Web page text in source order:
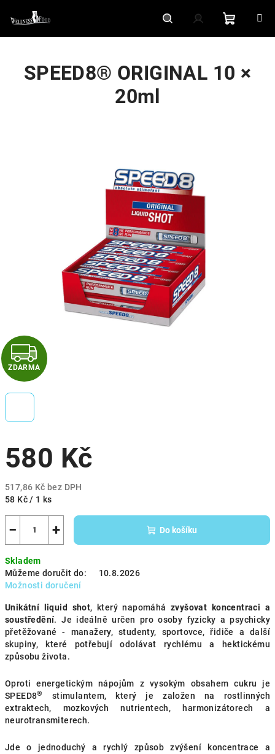
HledatPřihlášeníNákupní
košík
580 Kč
517,86 Kč bez DPH
Měrná
58 Kč / 1 ks
+
− Do košíku
Skladem
Můžeme doručit do:
10.8.2026
Možnosti doručení
Unikátní liquid shot, který napomáházvyšovat koncentraci a
soustředění. Je ideálně určen pro osoby fyzicky a psychicky
přetěžované - manažery, studenty, sportovce, řidiče a další
skupiny, které potřebují odolávat rychlému a hektickému
způsobu života.
Oproti energetickým nápojům z vysokým obsahem cukru je
SPEED8® stimulantem, který je založen na rostlinných
extraktech, mozkových nutrientech, harmonizátorech a
neurotransmiterech.
Jde o jednoduchý a rychlý způsob zvýšení koncentrace a
SPEED8® ORIGINAL 10 ×
20ml
Z
D
M
A
ZDARMA